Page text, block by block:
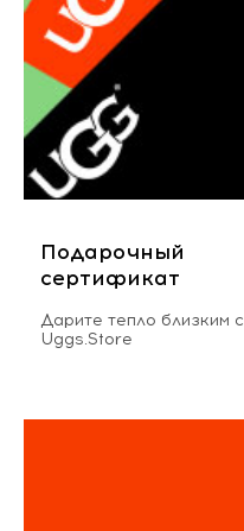
Подарочный
сертификат
Дарите тепло близким с
Uggs.Store